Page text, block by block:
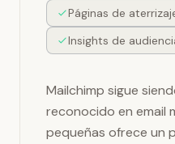
Páginas de
Insights de
Mailchimp sigue
reconocido en email
pequeñas ofrece un